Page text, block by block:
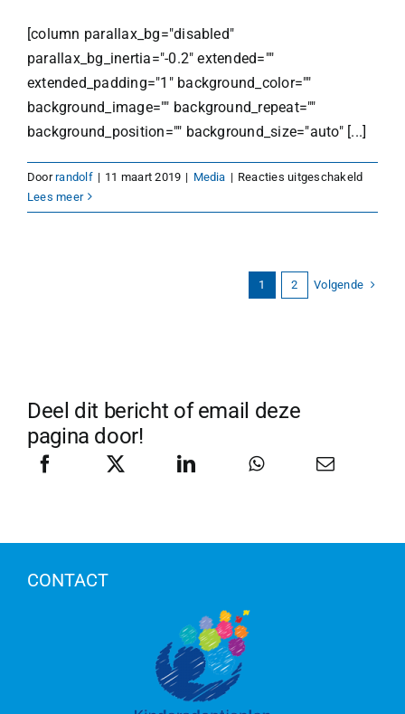
[column parallax_bg="disabled"
parallax_bg_inertia="-0.2" extended=""
extended_padding="1" background_color=""
background_image="" background_repeat=""
background_position="" background_size="auto" [...]
Doorrandolf | 11 maart 2019 | Media | Reacties uitgeschakeldvoor
project
Lees meer
1 2 Volgende
Deel dit bericht of email deze
pagina door!
CONTACT